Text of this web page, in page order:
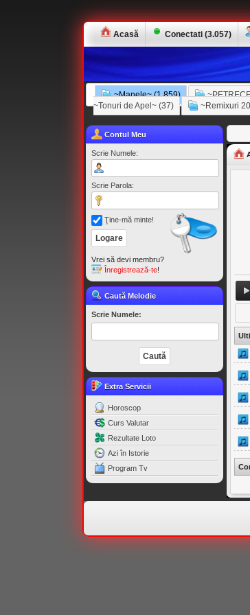
Acasă Conectati (3.057)
~Manele~ (1.859)
~Tonuri de Apel~ (37)
~Remixuri
Contul Meu
Scrie Numele:
Scrie Parola:
Ţine-mă minte!
Vrei să devi membru?
Înregistrează-te!
Caută Melodie
Scrie Numele:
Extra Servicii
Horoscop
Curs Valutar
Rezultate Loto
Azi în Istorie
Program Tv